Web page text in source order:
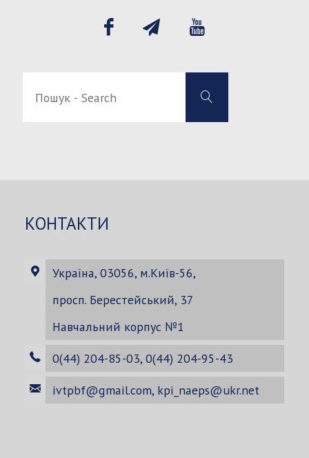
запитання"
Search
Пошук
Search
КОНТАКТИ
Україна, 03056, м.Київ-56,
просп. Берестейський, 37
Навчальний корпус №1
0(44) 204-85-03, 0(44) 204-95-43
ivtpbf@gmail.com, kpi_naeps@ukr.net